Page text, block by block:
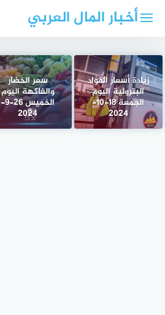
أخبار المال العربي
زيادة أسعار المواد
البترولية اليوم
الجمعة 18-10-
2024
سعر الخضار
والفاكهة اليوم
الخميس 26-9-
2024